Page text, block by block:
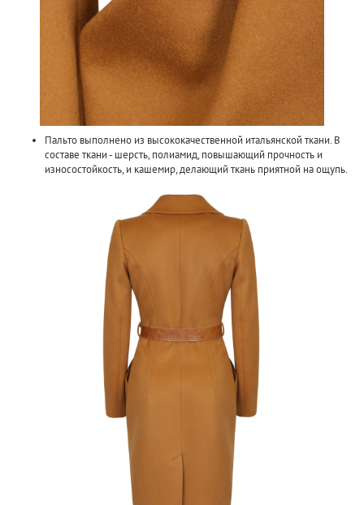
Пальто выполнено из высококачественной итальянской ткани. В
составе ткани - шерсть, полиамид, повышающий прочность и
износостойкость, и кашемир, делающий ткань приятной на ощупь.